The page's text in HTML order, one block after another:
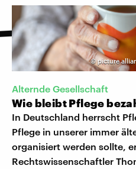
©picture
Alternde Gesellschaft
Wie bleibt Pflege
In Deutschland herrscht
Pflege in unserer immer
organisiert werden sollte,
Rechtswissenschaftler